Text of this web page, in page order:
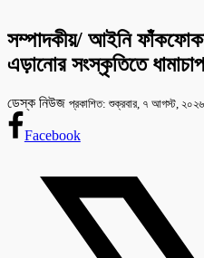
সম্পাদকীয়/ আইনি
এড়ানোর সংস্কৃতিতে
ডেস্ক নিউজ প্রকাশিত: শুক্রবার, ৭ আগস্ট,
Facebook